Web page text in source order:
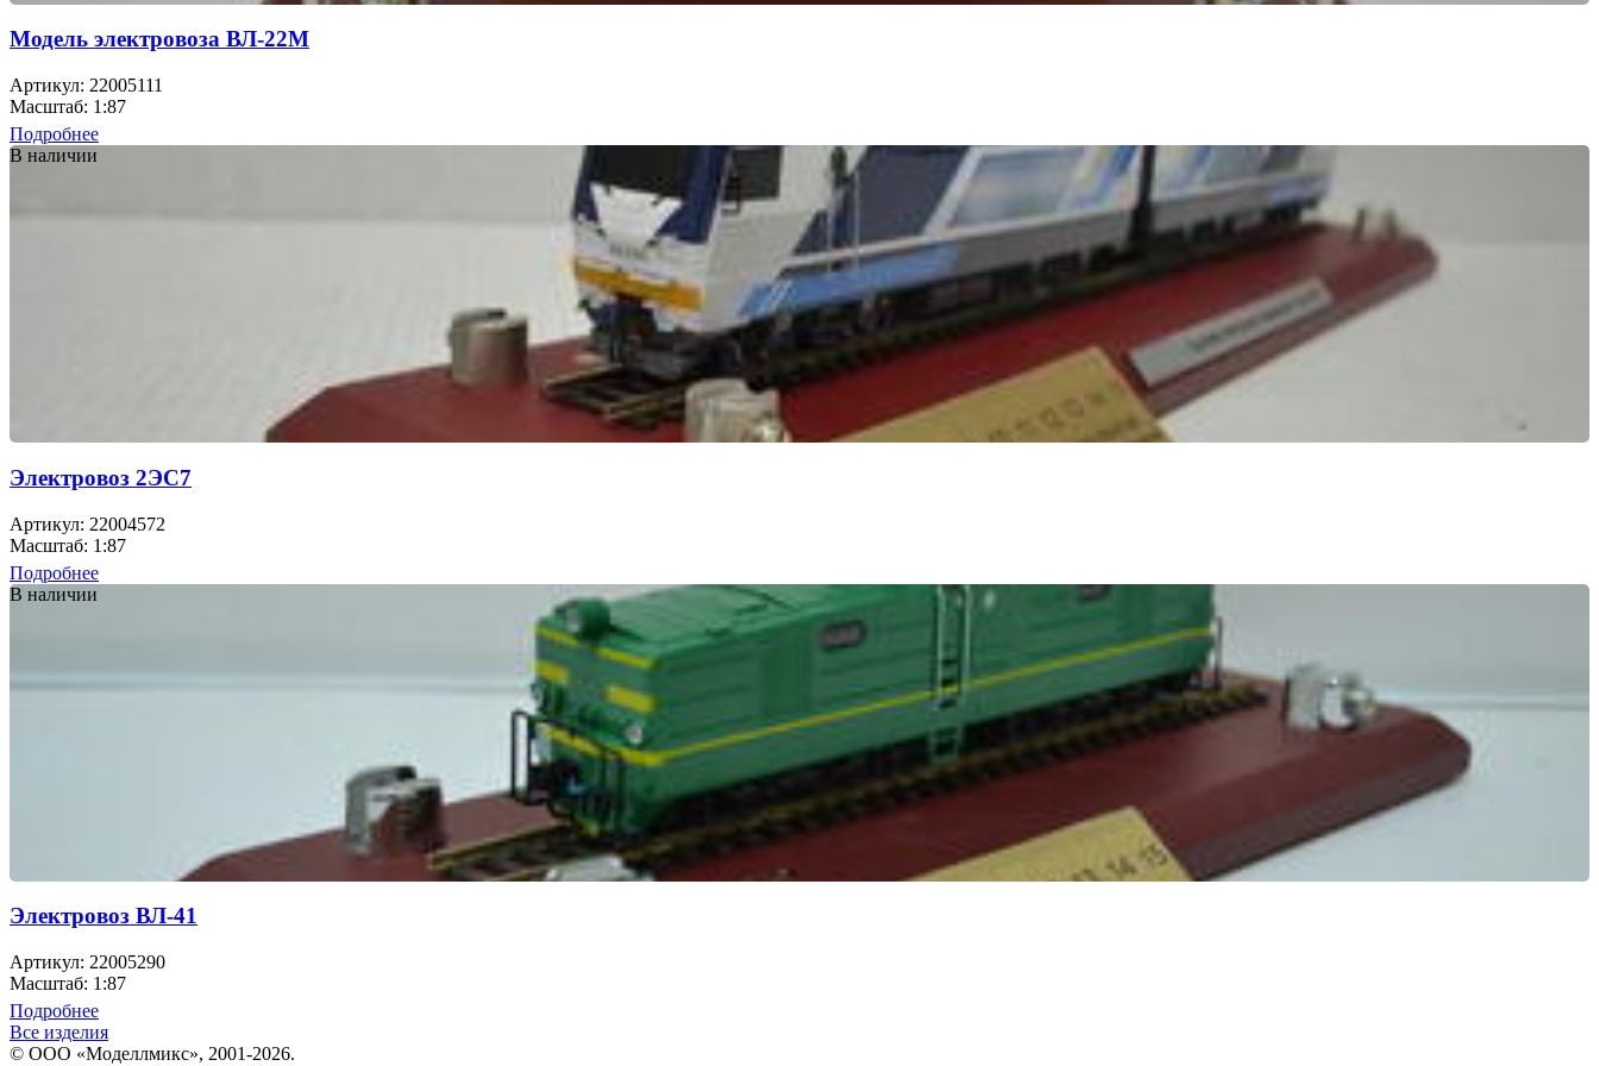
Модель электровоза ВЛ-22М
Артикул: 22005111
Масштаб: 1:87
Подробнее
В наличии
Электровоз 2ЭС7
Артикул: 22004572
Масштаб: 1:87
Подробнее
В наличии
Электровоз ВЛ-41
Артикул: 22005290
Масштаб: 1:87
Подробнее
Все изделия
© ООО «Моделлмикс», 2001-2026.